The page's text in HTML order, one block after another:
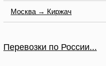
Москва → Киржач
Перевозки по России...